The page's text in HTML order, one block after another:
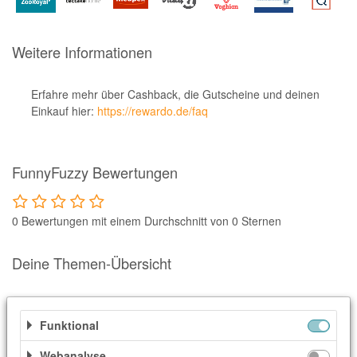
apodiscounter
OTTO Office
Udemy
Pets Deli
SNIPES
Click & Boat
XXXLutz
BADER
Weitere Informationen
Erfahre mehr über Cashback, die Gutscheine und deinen
Einkauf hier: https://rewardo.de/faq
FunnyFuzzy Bewertungen
0 Bewertungen mit einem Durchschnitt von 0 Sternen
Deine Themen-Übersicht
Ähnliche Shops
Weitere Informationen
Funktional